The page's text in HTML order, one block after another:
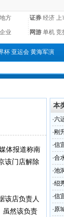
地方 证券 经济 上
企业 网游 单机 竞
杯 亚运会 黄海军演
体报道称南
该门店解除
该店负责人
虽然该负责
本
·六
·刚
部
·信
志
·合
·池
·绍
·信
差
·原